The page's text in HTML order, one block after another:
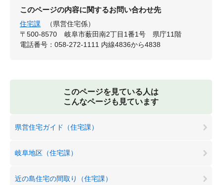
このページの内容に関するお問い合わせ先
住宅課
（県営住宅係）
〒500-8570
岐阜市薮田南2丁目1番1号 県庁11階
電話番号：058-272-1111 内線4836から4838
このページを見ている人は
こんなページも見ています
県営住宅ガイド（住宅課）
岐阜地区（住宅課）
近の島住宅の間取り（住宅課）